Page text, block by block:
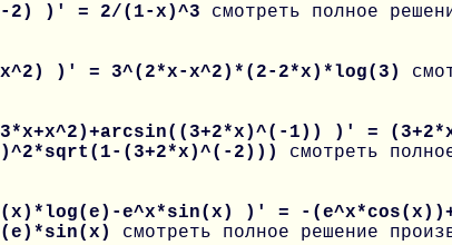
2) )' = 2/(1-x)^3 смотреть полное
)' = 3^(2*x-x^2)*(2-2*x)*log(3)
1)) )' =
(3+2*x)^(-2))) смотреть
e^x*sin(x) )' = -
смотреть полное решение